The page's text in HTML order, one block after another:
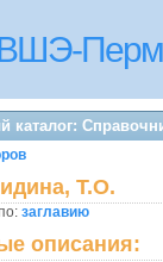
'ВШЭ-
каталог:
Т.О.
заглавию
описания: